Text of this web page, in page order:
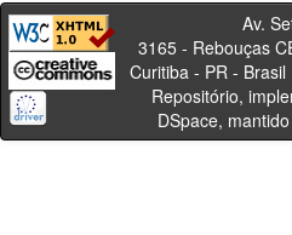
Av. Sete de
3165 - Rebouças
Curitiba -
Repositório,
DSpace,